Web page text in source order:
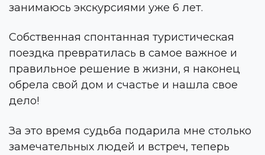
занимаюсь экскурсиями уже 6 лет.
Собственная спонтанная туристическая
поездка превратилась в самое важное и
правильное решение в жизни, я наконец
обрела свой дом и счастье и нашла свое
дело!
За это время судьба подарила мне столько
замечательных людей и встреч, теперь